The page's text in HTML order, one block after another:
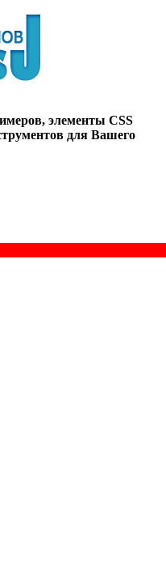
, элементы CSS
для Вашего